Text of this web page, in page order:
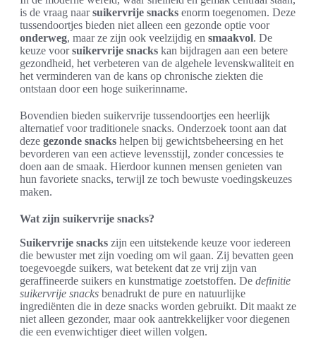
is de vraag naarsuikervrije snacks enorm toegenomen. Deze
tussendoortjes bieden niet alleen een gezonde optie voor
onderweg, maar ze zijn ook veelzijdig en smaakvol. De
keuze voorsuikervrije snacks kan bijdragen aan een betere
gezondheid, het verbeteren van de algehele levenskwaliteit en
het verminderen van de kans op chronische ziekten die
ontstaan door een hoge suikerinname.
Bovendien bieden suikervrije tussendoortjes een heerlijk
alternatief voor traditionele snacks. Onderzoek toont aan dat
deze gezonde snacks helpen bij gewichtsbeheersing en het
bevorderen van een actieve levensstijl, zonder concessies te
doen aan de smaak. Hierdoor kunnen mensen genieten van
hun favoriete snacks, terwijl ze toch bewuste voedingskeuzes
maken.
Wat zijn suikervrije snacks?
Suikervrije snacks zijn een uitstekende keuze voor iedereen
die bewuster met zijn voeding om wil gaan. Zij bevatten geen
toegevoegde suikers, wat betekent dat ze vrij zijn van
geraffineerde suikers en kunstmatige zoetstoffen. De definitie
suikervrije snacks benadrukt de pure en natuurlijke
ingrediënten die in deze snacks worden gebruikt. Dit maakt ze
niet alleen gezonder, maar ook aantrekkelijker voor diegenen
die een evenwichtiger dieet willen volgen.